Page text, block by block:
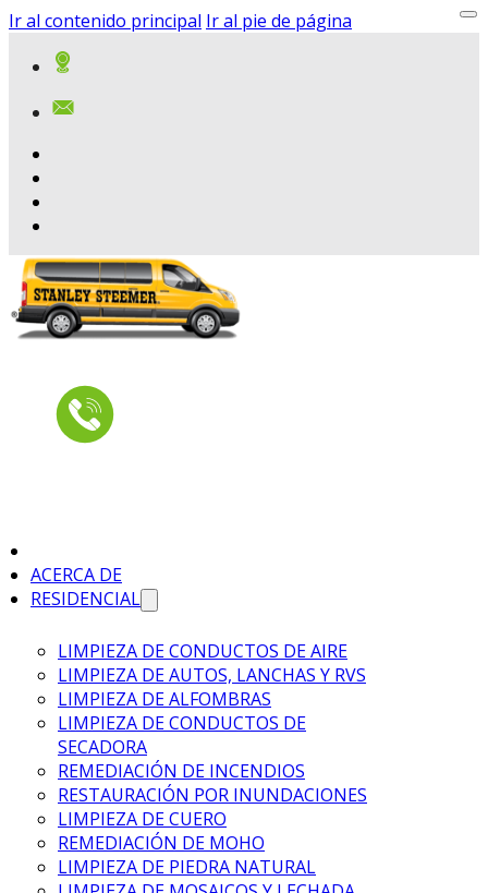
Ir al contenido principal Ir al pie de página
ACERCA DE
RESIDENCIAL
LIMPIEZA DE CONDUCTOS DE AIRE
LIMPIEZA DE AUTOS, LANCHAS Y RVS
LIMPIEZA DE ALFOMBRAS
LIMPIEZA DE CONDUCTOS DE
SECADORA
REMEDIACIÓN DE INCENDIOS
RESTAURACIÓN POR INUNDACIONES
LIMPIEZA DE CUERO
REMEDIACIÓN DE MOHO
LIMPIEZA DE PIEDRA NATURAL